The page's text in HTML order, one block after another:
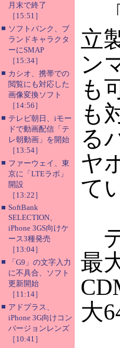
月末で終了
［15:51］
■ ソフトバンク、ブ
ランドキャラクタ
ーにSMAP
［15:34］
■ カシオ、携帯での
閲覧にも対応した
画像変換ソフト
［14:56］
■ テレビ朝日、iモー
ドで動画配信「テ
レ朝動画」を開始
［13:54］
■ ファーウェイ、東
京に「LTEラボ」
開設
［13:22］
■ SoftBank
SELECTION、
iPhone 3GS向けケ
ース3種発売
［13:04］
■
「G9」の文字入力
に不具合、ソフト
更新開始
［11:14］
■ アドプラス、
iPhone 3G向けコン
バージョンレンズ
［10:41］
立
ン
も
も
る
ヤ
て
最
大